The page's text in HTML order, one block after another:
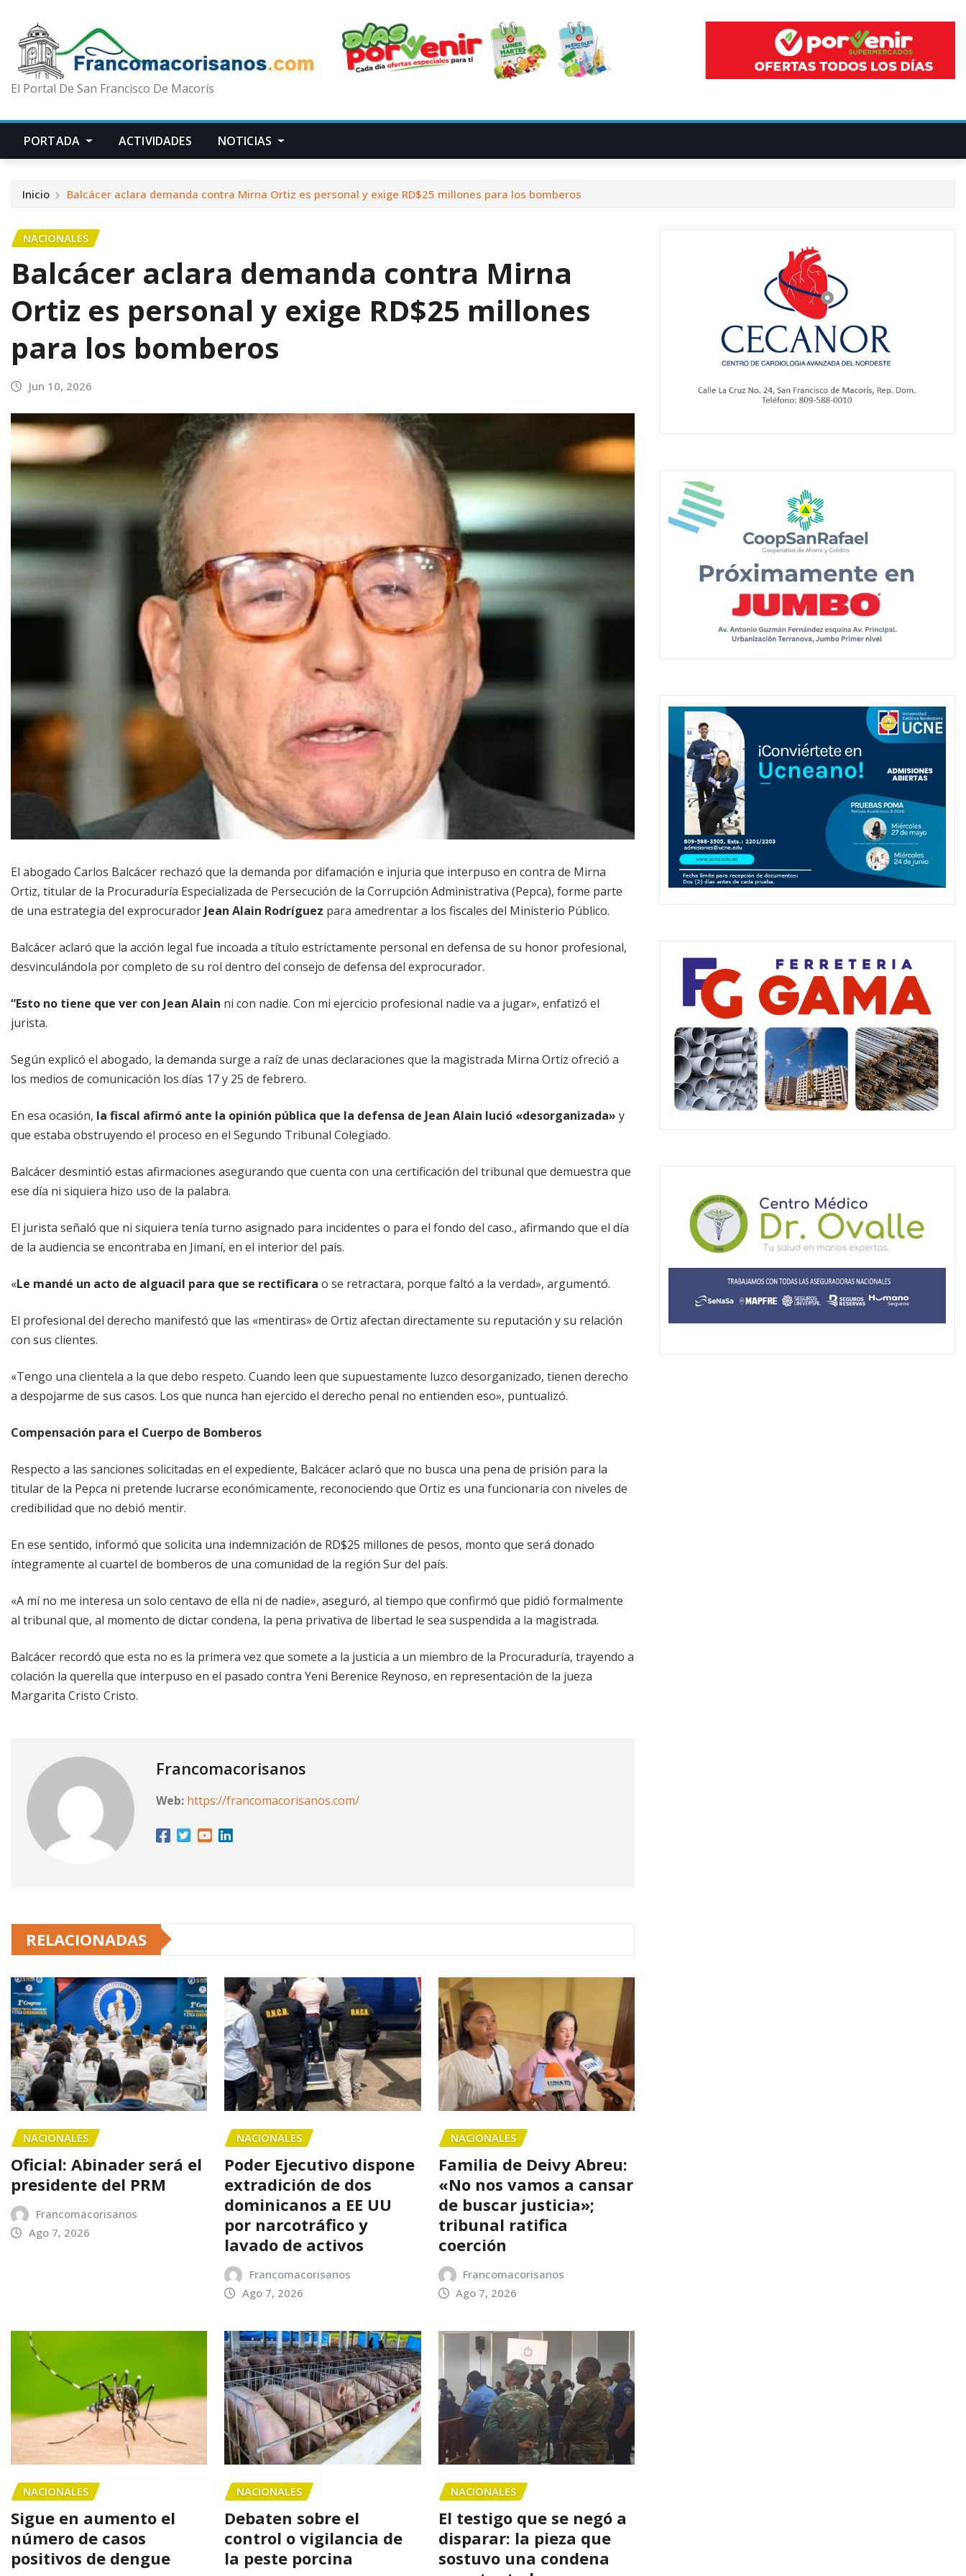
El Portal De San Francisco De Macorís
PORTADA ACTIVIDADES NOTICIAS
Inicio Balcácer aclara demanda contra Mirna Ortiz es personal y exige RD$25 millones para los bomberos
NACIONALES
Balcácer aclara demanda contra Mirna
Ortiz es personal y exige RD$25 millones
para los bomberos
Jun 10, 2026
El abogado Carlos Balcácer rechazó que la demanda por difamación e injuria que interpuso en contra de Mirna
Ortiz, titular de la Procuraduría Especializada de Persecución de la Corrupción Administrativa (Pepca), forme parte
de una estrategia del exprocurador Jean Alain Rodríguez para amedrentar a los fiscales del Ministerio Público.
Balcácer aclaró que la acción legal fue incoada a título estrictamente personal en defensa de su honor profesional,
desvinculándola por completo de su rol dentro del consejo de defensa del exprocurador.
“Esto no tiene que ver con Jean Alain ni con nadie. Con mi ejercicio profesional nadie va a jugar», enfatizó el
jurista.
Según explicó el abogado, la demanda surge a raíz de unas declaraciones que la magistrada Mirna Ortiz ofreció a
los medios de comunicación los días 17 y 25 de febrero.
En esa ocasión, la fiscal afirmó ante la opinión pública que la defensa de Jean Alain lució «desorganizada» y
que estaba obstruyendo el proceso en el Segundo Tribunal Colegiado.
Balcácer desmintió estas afirmaciones asegurando que cuenta con una certificación del tribunal que demuestra que
ese día ni siquiera hizo uso de la palabra.
El jurista señaló que ni siquiera tenía turno asignado para incidentes o para el fondo del caso., afirmando que el día
de la audiencia se encontraba en Jimaní, en el interior del país.
«Le mandé un acto de alguacil para que se rectificara o se retractara, porque faltó a la verdad», argumentó.
El profesional del derecho manifestó que las «mentiras» de Ortiz afectan directamente su reputación y su relación
con sus clientes.
«Tengo una clientela a la que debo respeto. Cuando leen que supuestamente luzco desorganizado, tienen derecho
a despojarme de sus casos. Los que nunca han ejercido el derecho penal no entienden eso», puntualizó.
Compensación para el Cuerpo de Bomberos
Respecto a las sanciones solicitadas en el expediente, Balcácer aclaró que no busca una pena de prisión para la
titular de la Pepca ni pretende lucrarse económicamente, reconociendo que Ortiz es una funcionaria con niveles de
credibilidad que no debió mentir.
En ese sentido, informó que solicita una indemnización de RD$25 millones de pesos, monto que será donado
íntegramente al cuartel de bomberos de una comunidad de la región Sur del país.
«A mí no me interesa un solo centavo de ella ni de nadie», aseguró, al tiempo que confirmó que pidió formalmente
al tribunal que, al momento de dictar condena, la pena privativa de libertad le sea suspendida a la magistrada.
Balcácer recordó que esta no es la primera vez que somete a la justicia a un miembro de la Procuraduría, trayendo a
colación la querella que interpuso en el pasado contra Yeni Berenice Reynoso, en representación de la jueza
Margarita Cristo Cristo.
Francomacorisanos
Web: https://francomacorisanos.com/
RELACIONADAS
NACIONALES
Oficial: Abinader será el
presidente del PRM
Francomacorisanos
Ago 7, 2026
NACIONALES
Poder Ejecutivo dispone
extradición de dos
dominicanos a EE UU
por narcotráfico y
lavado de activos
Francomacorisanos
Ago 7, 2026
NACIONALES
Familia de Deivy Abreu:
«No nos vamos a cansar
de buscar justicia»;
tribunal ratifica
coerción
Francomacorisanos
Ago 7, 2026
NACIONALES
Sigue en aumento el
número de casos
positivos de dengue
NACIONALES
Debaten sobre el
control o vigilancia de
la peste porcina
NACIONALES
El testigo que se negó a
disparar: la pieza que
sostuvo una condena